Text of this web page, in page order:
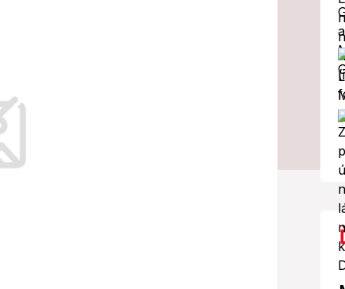
fanúšikovia priamo v